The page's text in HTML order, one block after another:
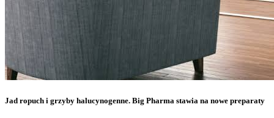
Jad ropuch i grzyby halucynogenne. Big Pharma stawia na nowe preparaty